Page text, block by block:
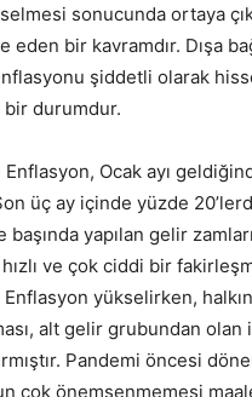
sonucunda ortaya
eden bir kavramdır. Dışa
şiddetli olarak
bir durumdur.
Ocak ayı
üç ay içinde yüzde
başında yapılan gelir
ve çok ciddi bir
Enflasyon yükselirken,
alt gelir grubundan olan
Pandemi öncesi
çok önemsenmemesi